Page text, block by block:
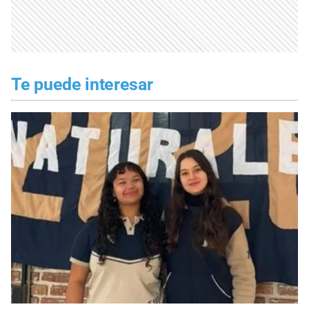
Te puede interesar